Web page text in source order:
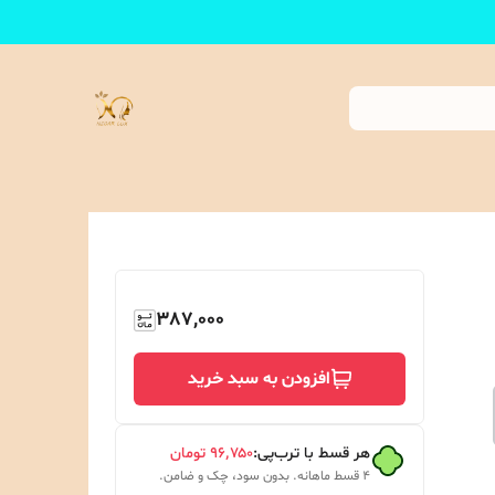
387,000
افزودن به سبد خرید
هر قسط با ترب‌پی:۹۶٬۷۵۰ تومان
۴ قسط ماهانه. بدون سود، چک و ضامن.